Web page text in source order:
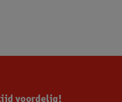
voordelig!